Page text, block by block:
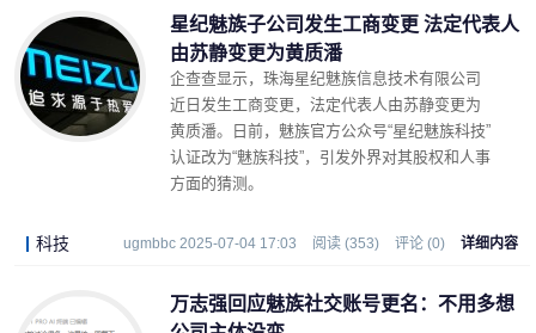
星纪魅族子公司发生工商变更 法定代表人
由苏静变更为黄质潘
企查查显示，珠海星纪魅族信息技术有限公司
近日发生工商变更，法定代表人由苏静变更为
黄质潘。日前，魅族官方公众号“星纪魅族科技”
认证改为“魅族科技”，引发外界对其股权和人事
方面的猜测。
科技 ugmbbc 2025-07-04 17:03 阅读 (353) 评论 (0) 详细内容
万志强回应魅族社交账号更名：不用多想